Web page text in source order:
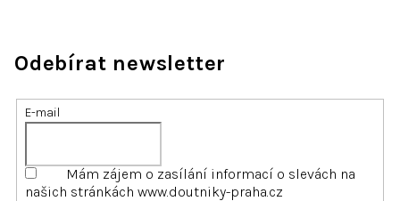
Odebírat newsletter
E-mail
Mám zájem o zasílání informací o slevách na
našich stránkách www.doutniky-praha.cz